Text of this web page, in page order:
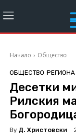
Начало Общество
ОБЩЕСТВО РЕГИОНА
Десетки
Рилския
By Д. Христовски